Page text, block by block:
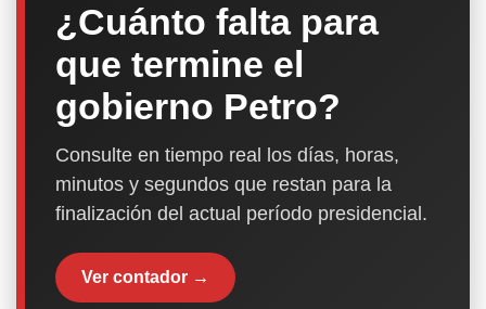
¿Cuánto falta para
que termine el
gobierno Petro?
Consulte en tiempo real los días, horas,
minutos y segundos que restan para la
finalización del actual período presidencial.
Ver contador →